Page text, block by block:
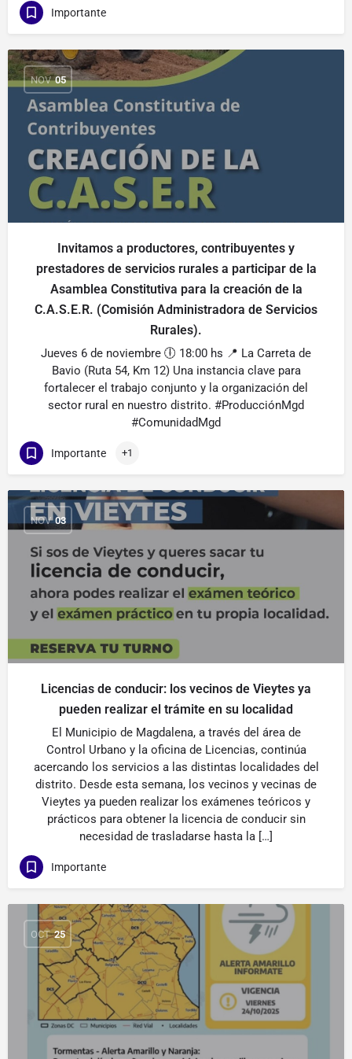
Importante
NOV 05
Invitamos a productores, contribuyentes y
prestadores de servicios rurales a participar de la
Asamblea Constitutiva para la creación de la
C.A.S.E.R. (Comisión Administradora de Servicios
Rurales).
Jueves 6 de noviembre 🕕 18:00 hs 📍 La Carreta de
Bavio (Ruta 54, Km 12) Una instancia clave para
fortalecer el trabajo conjunto y la organización del
sector rural en nuestro distrito. #ProducciónMgd
#ComunidadMgd
Importante +1
NOV 03
Licencias de conducir: los vecinos de Vieytes ya
pueden realizar el trámite en su localidad
El Municipio de Magdalena, a través del área de
Control Urbano y la oficina de Licencias, continúa
acercando los servicios a las distintas localidades del
distrito. Desde esta semana, los vecinos y vecinas de
Vieytes ya pueden realizar los exámenes teóricos y
prácticos para obtener la licencia de conducir sin
necesidad de trasladarse hasta la […]
Importante
OCT 25